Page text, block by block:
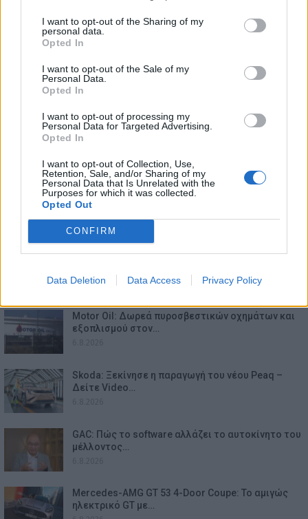
I want to opt-out of the Sharing of my
personal data.
Opted In
I want to opt-out of the Sale of my
Personal Data.
Opted In
I want to opt-out of processing my
Personal Data for Targeted Advertising.
Opted In
I want to opt-out of Collection, Use,
Retention, Sale, and/or Sharing of my
Personal Data that Is Unrelated with the
Purposes for which it was collected.
Opted Out
CONFIRM
Data Deletion Data Access Privacy Policy
ΕΠΙΚΑΙΡΟΤΗΤΑ
Ο Alain Favey αποκλειστικά στα Auto Express /
6.8.2026
Motor Oil: Δωρεά πυροσβεστικών οχημάτων και
εξοπλισμού στον…
Skoda: Ξεκίνησε η παραγωγή του νέου Peaq –
Δείτε Video…
GAC: Πώς το software αλλάζει το αυτοκίνητο του
μέλλοντος…
Mercedes-AMG GT 53 4-Door Coupe: Το αμιγώς
ηλεκτρικό GT με…